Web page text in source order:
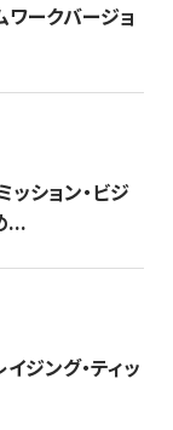
ワークバージョ
ッション・ビジ
...
イジング・ティッ